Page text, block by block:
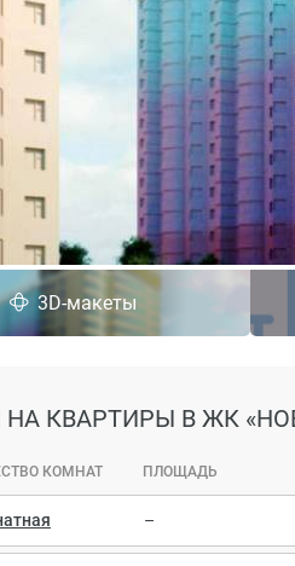
3D-макеты
НА КВАРТИРЫ В ЖК
КОМНАТ ПЛОЩАДЬ
–